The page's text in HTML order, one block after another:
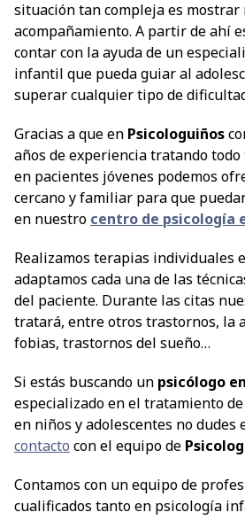
situación tan compleja es mostrar
acompañamiento. A partir de ahí
contar con la ayuda de un
infantil que pueda guiar al
superar cualquier tipo de
Gracias a que en Psicologuiños
años de experiencia tratando
en pacientes jóvenes podemos
cercano y familiar para que
en nuestro centro de psicología
Realizamos terapias individuales
adaptamos cada una de las
del paciente. Durante las citas
tratará, entre otros trastornos, la
fobias, trastornos del sueño…
Si estás buscando un psicólogo
especializado en el tratamiento
en niños y adolescentes no dudes
contacto con el equipo de
Contamos con un equipo de
cualificados tanto en psicología